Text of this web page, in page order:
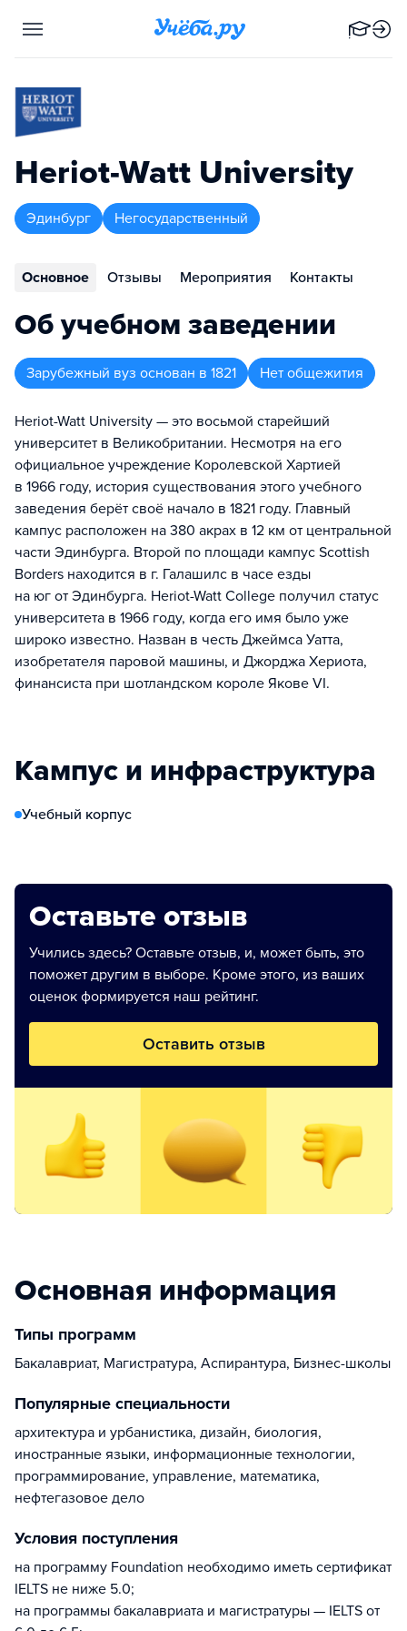
Heriot-Watt University
Эдинбург Негосударственный
Основное Отзывы Мероприятия Контакты
Об учебном заведении
Зарубежный вуз основан в 1821 Нет общежития
Heriot-Watt University — это восьмой старейший
университет в Великобритании. Несмотря на его
официальное учреждение Королевской Хартией
в 1966 году, история существования этого учебного
заведения берёт своё начало в 1821 году. Главный
кампус расположен на 380 акрах в 12 км от центральной
части Эдинбурга. Второй по площади кампус Scottish
Bоrders находится в г. Галашилс в часе езды
на юг от Эдинбурга. Heriot-Watt College получил статус
университета в 1966 году, когда его имя было уже
широко известно. Назван в честь Джеймса Уатта,
изобретателя паровой машины, и Джорджа Хериота,
финансиста при шотландском короле Якове VI.
Кампус и инфраструктура
Учебный корпус
Оставьте отзыв
Учились здесь? Оставьте отзыв, и, может быть, это
поможет другим в выборе. Кроме этого, из ваших
оценок формируется наш рейтинг.
Оставить отзыв
Основная информация
Типы программ
Бакалавриат, Магистратура, Аспирантура, Бизнес-школы
Популярные специальности
архитектура и урбанистика, дизайн, биология,
иностранные языки, информационные технологии,
программирование, управление, математика,
нефтегазовое дело
Условия поступления
на программу Foundation необходимо иметь сертификат
IELTS не ниже 5.0;
на программы бакалавриата и магистратуры — IELTS от